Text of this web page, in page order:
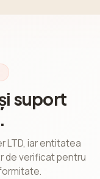
suport
LTD, iar entitatea
de verificat pentru